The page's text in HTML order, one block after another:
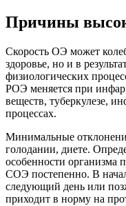
Причины
Скорость ОЭ может
здоровье, но и в
физиологических
РОЭ меняется при
веществ, туберкулезе,
процессах.
Минимальные
голодании, диете.
особенности организма
СОЭ постепенно. В
следующий день или
приходит в норму на